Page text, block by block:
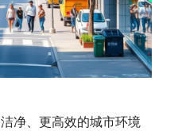
净、更高效的城市环境